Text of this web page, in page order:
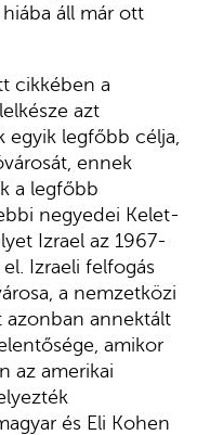
áll már ott
cikkében a
azt
egyik legfőbb célja,
ennek
a legfőbb
negyedei Kelet-
Izrael az 1967-
Izraeli felfogás
a nemzetközi
azonban annektált
amikor
az amerikai
és Eli Kohen